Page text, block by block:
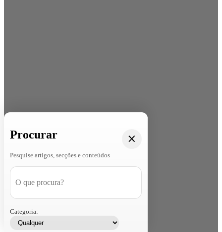
Procurar
Pesquise artigos, secções e conteúdos
Categoria: